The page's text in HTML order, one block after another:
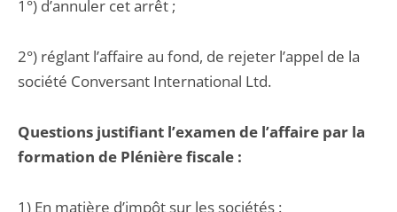
1°) d’annuler cet arrêt ;
2°) réglant l’affaire au fond, de rejeter l’appel de la
société Conversant International Ltd.
Questions justifiant l’examen de l’affaire par la
formation de Plénière fiscale :
1) En matière d’impôt sur les sociétés :